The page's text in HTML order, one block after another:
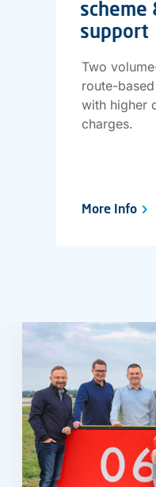
scheme
support
Two
route-
with higher
charges.
More Info